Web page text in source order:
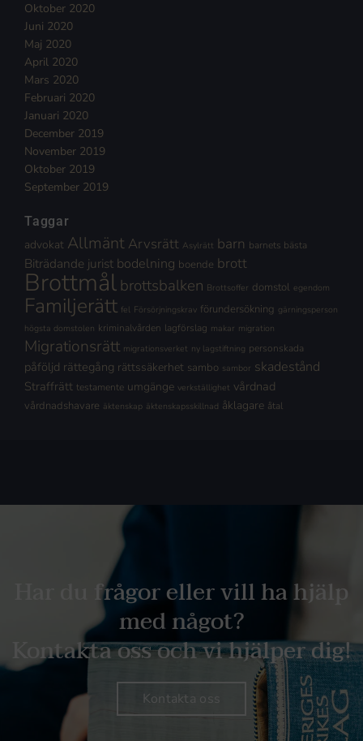
Oktober 2020
Juni 2020
Maj 2020
April 2020
Mars 2020
Februari 2020
Januari 2020
December 2019
November 2019
Oktober 2019
September 2019
Taggar
advokat Allmänt Arvsrätt Asylrätt barn barnets bästa
Biträdande jurist bodelning boende brott
Brottmålbrottsbalken Brottsoffer domstol egendom
Familjerätt fel Försörjningskrav förundersökning gärningsperson
högsta domstolen kriminalvården lagförslag makar migration
Migrationsrätt migrationsverket ny lagstiftning personskada
påföljd rättegång rättssäkerhet sambo sambor skadestånd
Straffrätt testamente umgänge verkställighet vårdnad
vårdnadshavare äktenskap äktenskapsskillnad åklagare åtal
Har du frågor eller vill ha hjälp
med något?
Kontakta oss och vi hjälper dig!
Kontakta oss